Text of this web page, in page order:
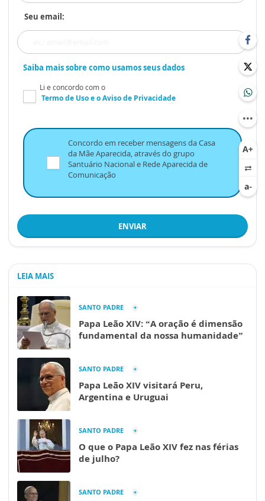
Seu email:
Saiba mais sobre como usamos seus dados
Li e concordo com o
Termo de Usoe oAviso de Privacidade
Concordo em receber mensagens da Casa
da Mãe Aparecida, através do grupo
Santuário Nacional e Rede Aparecida de
Comunicação
ENVIAR
LEIA MAIS
SANTO PADRE
Papa Leão XIV: “A oração é dimensão
fundamental da nossa humanidade”
SANTO PADRE
Papa Leão XIV visitará Peru,
Argentina e Uruguai
SANTO PADRE
O que o Papa Leão XIV fez nas férias
de julho?
SANTO PADRE